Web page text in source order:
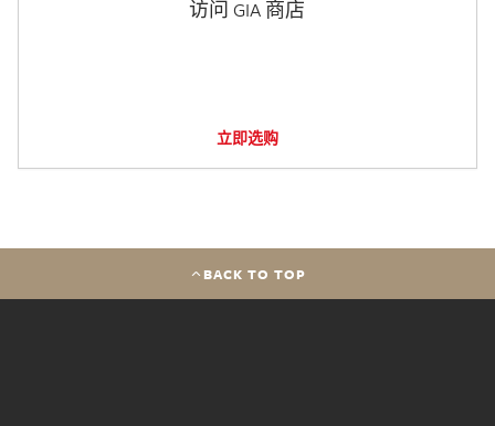
访问 GIA 商店
立即选购
BACK TO TOP